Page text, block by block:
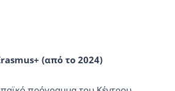
(από το 2024)